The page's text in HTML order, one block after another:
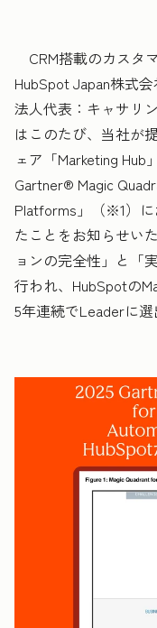
CRM搭載のカスタ
HubSpot Japan株式
法人代表：キャサリ
はこのたび、当社が
ェア「Marketing Hub
Gartner® Magic
Platforms」（※1）
たことをお知らせい
ョンの完全性」と「
行われ、HubSpotの
5年連続でLeaderに選